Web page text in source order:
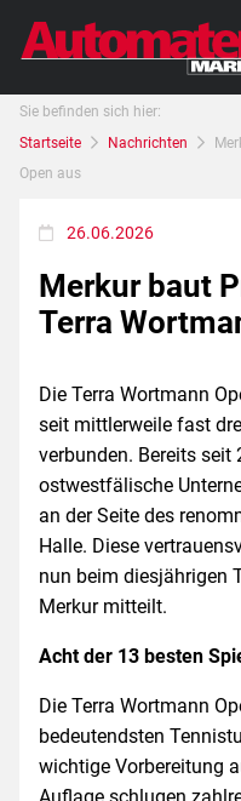
Sie befinden sich hier:
Startseite
Nachrichten
Open aus
26.06.2026
Merkur baut
Terra
Die Terra Wortmann
seit mittlerweile fast
verbunden. Bereits seit
ostwestfälische
an der Seite des
Halle. Diese
nun beim diesjährigen
Merkur mitteilt.
Acht der 13 besten
Die Terra Wortmann
bedeutendsten
wichtige Vorbereitung
Auflage schlugen